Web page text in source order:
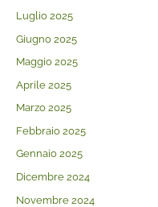
Luglio 2025
Giugno 2025
Maggio 2025
Aprile 2025
Marzo 2025
Febbraio 2025
Gennaio 2025
Dicembre 2024
Novembre 2024